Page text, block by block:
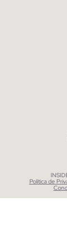
Política de